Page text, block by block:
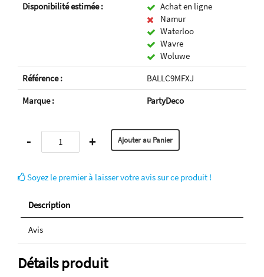
Disponibilité estimée :
Achat en ligne
Namur
Waterloo
Wavre
Woluwe
Référence :
BALLC9MFXJ
Marque :
PartyDeco
- +
Soyez le premier à laisser votre avis sur ce produit !
Description
Avis
Détails produit